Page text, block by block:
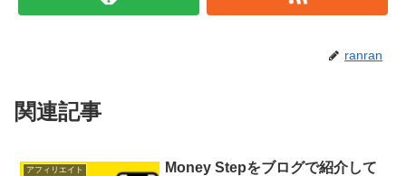
ranran
関連記事
アフィリエイト
Money Stepをブログで紹介して